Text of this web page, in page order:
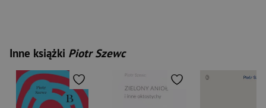
Inne książki Piotr Szewc